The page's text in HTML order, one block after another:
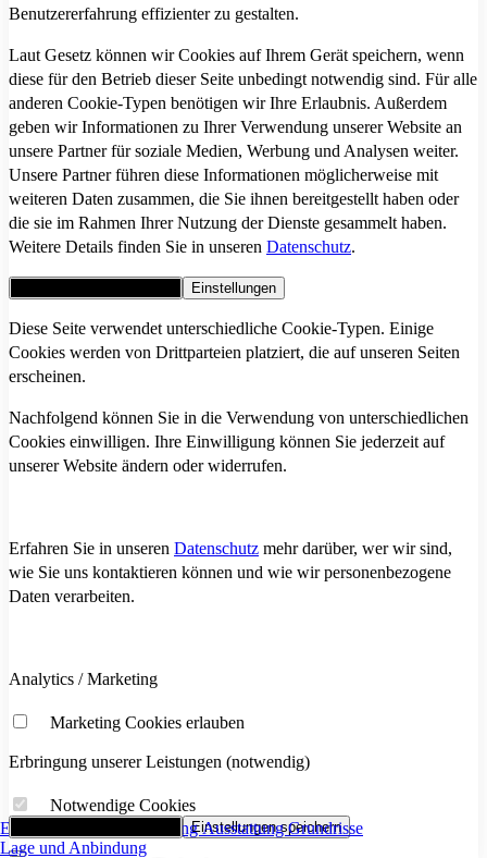
Eckdaten FlächenaufstellungAusstattungGrundrisse
Lage und Anbindung
Benutzererfahrung effizienter zu gestalten.
Laut Gesetz können wir Cookies auf Ihrem Gerät speichern, wenn
diese für den Betrieb dieser Seite unbedingt notwendig sind. Für alle
anderen Cookie-Typen benötigen wir Ihre Erlaubnis. Außerdem
geben wir Informationen zu Ihrer Verwendung unserer Website an
unsere Partner für soziale Medien, Werbung und Analysen weiter.
Unsere Partner führen diese Informationen möglicherweise mit
weiteren Daten zusammen, die Sie ihnen bereitgestellt haben oder
die sie im Rahmen Ihrer Nutzung der Dienste gesammelt haben.
Weitere Details finden Sie in unseren Datenschutz.
Einstellungen
Diese Seite verwendet unterschiedliche Cookie-Typen. Einige
Cookies werden von Drittparteien platziert, die auf unseren Seiten
erscheinen.
Nachfolgend können Sie in die Verwendung von unterschiedlichen
Cookies einwilligen. Ihre Einwilligung können Sie jederzeit auf
unserer Website ändern oder widerrufen.
Erfahren Sie in unseren Datenschutz mehr darüber, wer wir sind,
wie Sie uns kontaktieren können und wie wir personenbezogene
Daten verarbeiten.
Analytics / Marketing
Marketing Cookies erlauben
Erbringung unserer Leistungen (notwendig)
Notwendige Cookies
Einstellungen speichern